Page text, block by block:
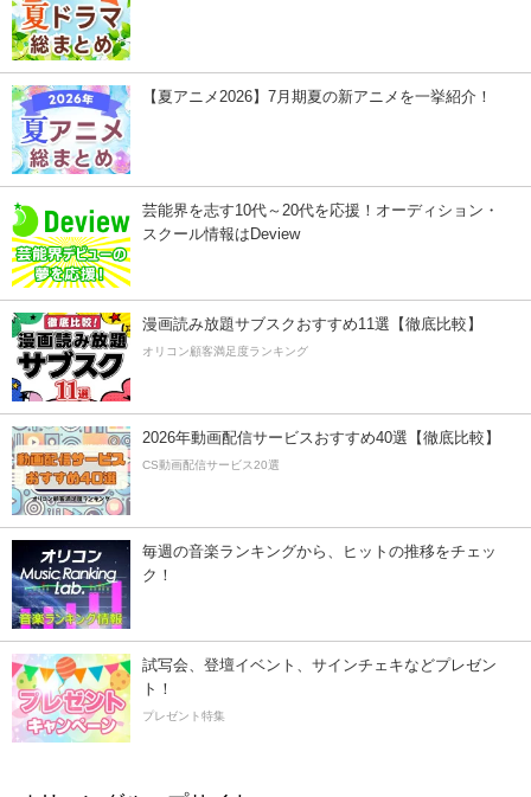
【夏アニメ2026】7月期夏の新アニメを一挙紹介！
芸能界を志す10代～20代を応援！オーディション・
スクール情報はDeview
漫画読み放題サブスクおすすめ11選【徹底比較】
オリコン顧客満足度ランキング
2026年動画配信サービスおすすめ40選【徹底比較】
CS動画配信サービス20選
毎週の音楽ランキングから、ヒットの推移をチェッ
ク！
試写会、登壇イベント、サインチェキなどプレゼン
ト！
プレゼント特集